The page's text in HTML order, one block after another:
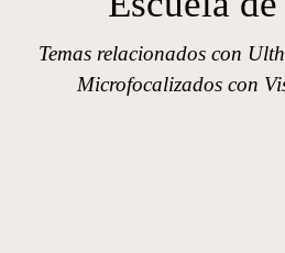
Temas relacionados con
Microfocalizados con